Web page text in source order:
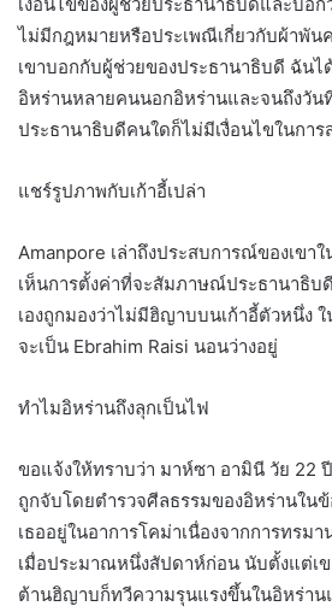
ไม่มีกฎหมายหรือประเพณีเกี่ยวกับผ้าพัน
เขาบอกกับผู้ช่วยของประธานาธิบดี ฉัน
อิหร่านหลายคนนอกอิหร่านและจนถึงวัน
ประธานาธิบดีคนใดก็ไม่มีเงื่อนไขในกา
แชร์รูปภาพกับเก้าอี้เปล่า
Amanpore เล่าถึงประสบการณ์ของเขา
เห็นการตั้งค่าที่จะสัมภาษณ์ประธานาธิบ
เองถูกมองว่าไม่มีฮิญาบบนเก้าอี้ตัวหนึ่ง
จะเป็น Ebrahim Raisi นอนว่างอยู่
ทำไมอิหร่านถึงลุกเป็นไฟ
ขอแจ้งให้ทราบว่า มาห์ซา อามินี วัย 22
ถูกจับโดยตำรวจศีลธรรมของอิหร่านใน
เธออยู่ในอาการโคม่าเนื่องจากการทรมา
เมื่อประมาณหนึ่งสัปดาห์ก่อน นับตั้งแต่เข
ต้านฮิญาบก็ทวีความรุนแรงขึ้นในอิหร่า